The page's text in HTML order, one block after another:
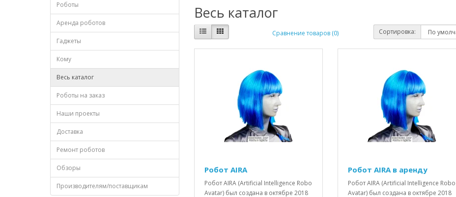
Роботы
Аренда роботов
Гаджеты
Кому
Весь каталог
Роботы на заказ
Наши проекты
Доставка
Ремонт роботов
Обзоры
Производителям/поставщикам
Весь каталог
Сравнение товаров (0) Сортировка:
Робот AIRA
Робот AIRA (Artificial Intelligence Robo
Avatar) был создана в октябре 2018
Робот AIRA в аренду
Робот AIRA (Artificial Intelligence Robo
Avatar) был создана в октябре 2018